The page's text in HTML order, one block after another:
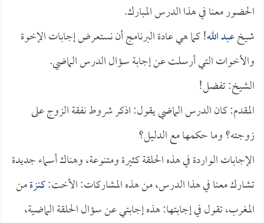
الحضور معنا في هذا الدرس المبارك.
شيخعبد الله! كما هي عادة البرنامج أن نستعرض إجابات الإخوة
والأخوات التي أرسلت عن إجابة سؤال الدرس الماضي.
الشيخ: تفضل!
المقدم: كان الدرس الماضي يقول: اذكر شروط نفقة الزوج على
زوجته؟ وما حكمها مع الدليل؟
الإجابات الواردة في هذه الحلقة كثيرة ومتنوعة، وهناك أسماء جديدة
تشارك معنا في هذا الدرس، من هذه المشاركات: الأخت:كنزةمن
المغرب، تقول في إجابتها: هذه إجابتي عن سؤال الحلقة الماضية،